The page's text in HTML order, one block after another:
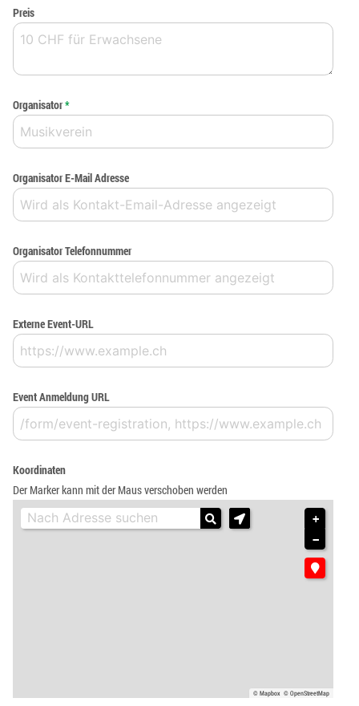
Preis
Organisator*
Organisator E-Mail Adresse
Organisator Telefonnummer
Externe Event-URL
Event Anmeldung URL
Koordinaten
Der Marker kann mit der Maus verschoben werden
+
−
© Mapbox © OpenStreetMap